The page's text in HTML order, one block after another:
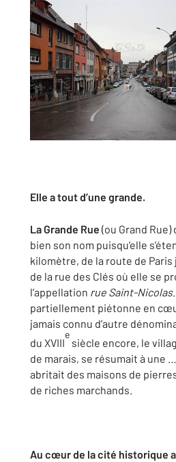
Elle a tout d’une grande.
La Grande Rue (ou Grand
bien son nom puisqu’elle
kilomètre, de la route de Paris
de la rue des Clés où elle se
l’appellation rue Saint-Nicolas
partiellement piétonne en
jamais connu d’autre
du XVIII
e
siècle encore, le
de marais, se résumait à une
abritait des maisons de
de riches marchands.
Au cœur de la cité historique